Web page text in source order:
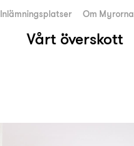
Vårt överskott
Inlämningsplatser Om Myrorna